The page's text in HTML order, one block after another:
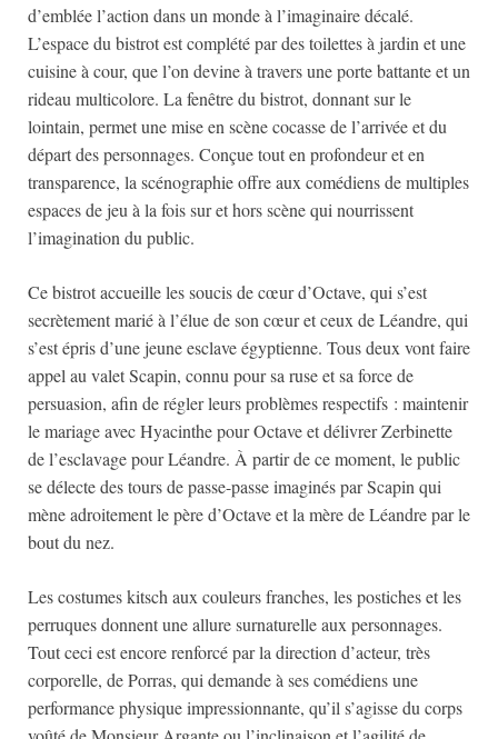
d’emblée l’action dans un monde à l’imaginaire décalé.
L’espace du bistrot est complété par des toilettes à jardin et une
cuisine à cour, que l’on devine à travers une porte battante et un
rideau multicolore. La fenêtre du bistrot, donnant sur le
lointain, permet une mise en scène cocasse de l’arrivée et du
départ des personnages. Conçue tout en profondeur et en
transparence, la scénographie offre aux comédiens de multiples
espaces de jeu à la fois sur et hors scène qui nourrissent
l’imagination du public.
Ce bistrot accueille les soucis de cœur d’Octave, qui s’est
secrètement marié à l’élue de son cœur et ceux de Léandre, qui
s’est épris d’une jeune esclave égyptienne. Tous deux vont faire
appel au valet Scapin, connu pour sa ruse et sa force de
persuasion, afin de régler leurs problèmes respectifs : maintenir
le mariage avec Hyacinthe pour Octave et délivrer Zerbinette
de l’esclavage pour Léandre. À partir de ce moment, le public
se délecte des tours de passe-passe imaginés par Scapin qui
mène adroitement le père d’Octave et la mère de Léandre par le
bout du nez.
Les costumes kitsch aux couleurs franches, les postiches et les
perruques donnent une allure surnaturelle aux personnages.
Tout ceci est encore renforcé par la direction d’acteur, très
corporelle, de Porras, qui demande à ses comédiens une
performance physique impressionnante, qu’il s’agisse du corps